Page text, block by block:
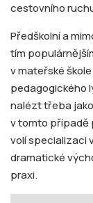
cestovního
Předškolní a
tím
v mateřské
pedagogického
nalézt třeba
v tomto případě
volí specializaci
dramatické
praxi.